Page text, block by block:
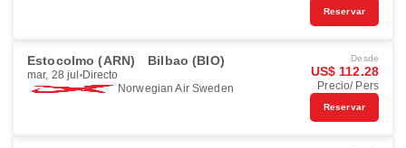
Reservar
Estocolmo (ARN) Bilbao (BIO)
mar, 28 jul Directo
Norwegian Air Sweden
Desde
US$ 112.28
Precio/ Pers
Reservar